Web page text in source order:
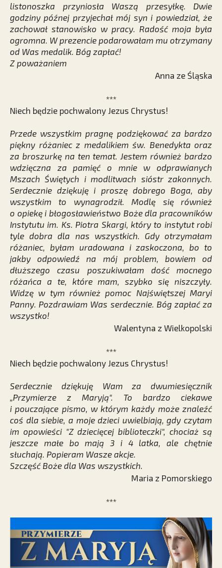
listonoszka przyniosła Waszą przesyłkę. Dwie
godziny późnej przyjechał mój syn i powiedział, że
zachował stanowisko w pracy. Radość moja była
ogromna. W prezencie podarowałam mu otrzymany
od Was medalik. Bóg zapłać!
Z poważaniem
Anna ze Śląska
***
Niech będzie pochwalony Jezus Chrystus!
Przede wszystkim pragnę podziękować za bardzo
piękny różaniec z medalikiem św. Benedykta oraz
za broszurkę na ten temat. Jestem również bardzo
wdzięczna za pamięć o mnie w odprawianych
Mszach Świętych i modlitwach sióstr zakonnych.
Serdecznie dziękuję i proszę dobrego Boga, aby
wszystkim to wynagrodził. Modlę się również
o opiekę i błogosławieństwo Boże dla pracowników
Instytutu im. Ks. Piotra Skargi, który to instytut robi
tyle dobra dla nas wszystkich. Gdy otrzymałam
różaniec, byłam uradowana i zaskoczona, bo to
jakby odpowiedź na mój problem, bowiem od
dłuższego czasu poszukiwałam dość mocnego
różańca a te, które mam, szybko się niszczyły.
Widzę w tym również pomoc Najświętszej Maryi
Panny. Pozdrawiam Was serdecznie. Bóg zapłać za
wszystko!
Walentyna z Wielkopolski
***
Niech będzie pochwalony Jezus Chrystus!
Serdecznie dziękuję Wam za dwumiesięcznik
„Przymierze z Maryją". To bardzo ciekawe
i pouczające pismo, w którym każdy może znaleźć
coś dla siebie, a moje dzieci uwielbiają, gdy czytam
im opowieści "Z dziecięcej biblioteczki", chociaż są
jeszcze małe bo mają 3 i 4 latka, ale chętnie
słuchają. Popieram Wasze akcje.
Szczęść Boże dla Was wszystkich.
Maria z Pomorskiego
***